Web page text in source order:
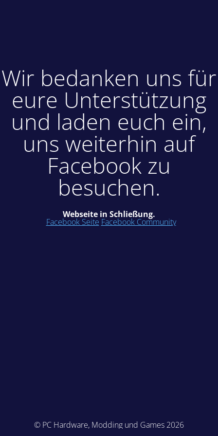
Wir bedanken uns für
eure Unterstützung
und laden euch ein,
uns weiterhin auf
Facebook zu
besuchen.
Webseite in Schließung.
Facebook Seite Facebook Community
© PC Hardware, Modding und Games 2026